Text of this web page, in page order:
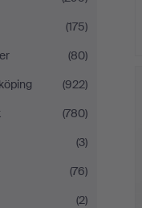
(175)
(80)
(922)
(780)
(3)
(76)
(2)